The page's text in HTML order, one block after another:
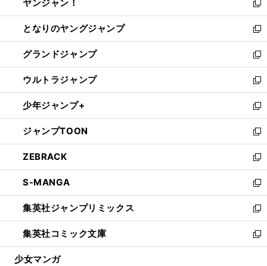
く
で
開
く
ィ
ン
ド
ウ
で
開
く
い
ウ
ィ
ン
ド
ウ
で
開
く
ヤンジャン！
新
し
い
ウ
ィ
ン
ド
ウ
で
開
く
となりのヤングジャンプ
新
し
い
ウ
ィ
ン
ド
ウ
で
開
く
グランドジャンプ
新
し
い
ウ
ィ
ン
ド
ウ
で
開
く
ウルトラジャンプ
新
し
い
ウ
ィ
ン
ド
ウ
で
開
く
少年ジャンプ+
新
し
い
ウ
ィ
ン
ド
ウ
で
開
く
ジャンプTOON
新
し
い
ウ
ィ
ン
ド
ウ
で
開
ZEBRACK
新
し
い
ウ
ィ
ン
ド
ウ
S-MANGA
新
し
い
ウ
ィ
ン
集英社ジャンプリミックス
新
し
い
ウ
集英社コミック文庫
新
し
少女マンガ